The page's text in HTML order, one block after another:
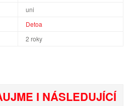
uni
Detoa
2 roky
I NÁSLEDUJÍCÍ